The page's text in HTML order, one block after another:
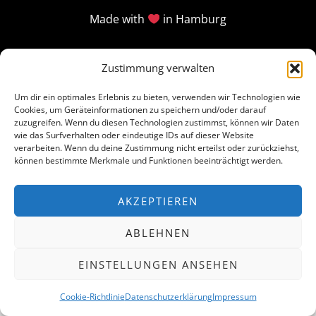
Zustimmung verwalten
Um dir ein optimales Erlebnis zu bieten, verwenden wir Technologien wie
Cookies, um Geräteinformationen zu speichern und/oder darauf
zuzugreifen. Wenn du diesen Technologien zustimmst, können wir Daten
wie das Surfverhalten oder eindeutige IDs auf dieser Website
verarbeiten. Wenn du deine Zustimmung nicht erteilst oder zurückziehst,
können bestimmte Merkmale und Funktionen beeinträchtigt werden.
AKZEPTIEREN
ABLEHNEN
EINSTELLUNGEN ANSEHEN
Cookie-RichtlinieDatenschutzerklärungImpressum
Made with in Hamburg